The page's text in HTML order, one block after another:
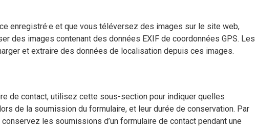
enregistré·e et que vous téléversez des images sur le site web,
des images contenant des données EXIF de coordonnées GPS. Les
et extraire des données de localisation depuis ces images.
de contact, utilisez cette sous-section pour indiquer quelles
de la soumission du formulaire, et leur durée de conservation. Par
les soumissions d’un formulaire de contact pendant une